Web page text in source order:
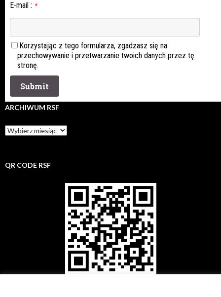
E-mail : *
Korzystając z tego formularza, zgadzasz się na
przechowywanie i przetwarzanie twoich danych przez tę
stronę.
ARCHIWUM RSF
Archiwum
rsf
QR CODE RSF